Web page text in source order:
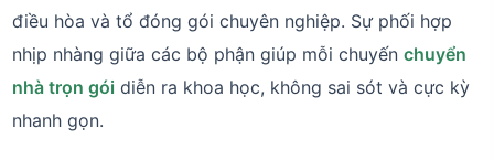
điều hòa và tổ đóng gói chuyên nghiệp. Sự phối hợp
nhịp nhàng giữa các bộ phận giúp mỗi chuyếnchuyển
nhà trọn gói diễn ra khoa học, không sai sót và cực kỳ
nhanh gọn.